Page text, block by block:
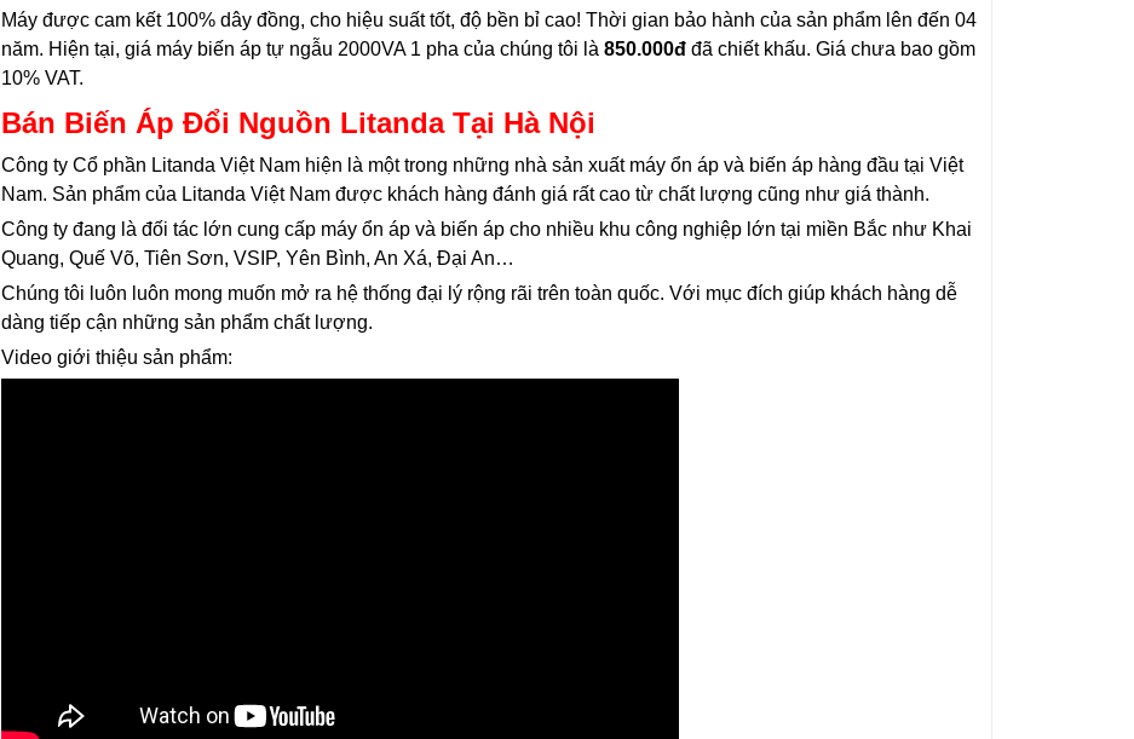
Máy được cam kết 100% dây đồng, cho hiệu suất tốt, độ bền bỉ cao! Thời gian bảo hành của sản phẩm lên đến 04
năm. Hiện tại, giá máy biến áp tự ngẫu 2000VA 1 pha của chúng tôi là 850.000đ đã chiết khấu. Giá chưa bao gồm
10% VAT.
Bán Biến Áp Đổi Nguồn Litanda Tại Hà Nội
Công ty Cổ phần Litanda Việt Nam hiện là một trong những nhà sản xuất máy ổn áp và biến áp hàng đầu tại Việt
Nam. Sản phẩm của Litanda Việt Nam được khách hàng đánh giá rất cao từ chất lượng cũng như giá thành.
Công ty đang là đối tác lớn cung cấp máy ổn áp và biến áp cho nhiều khu công nghiệp lớn tại miền Bắc như Khai
Quang, Quế Võ, Tiên Sơn, VSIP, Yên Bình, An Xá, Đại An…
Chúng tôi luôn luôn mong muốn mở ra hệ thống đại lý rộng rãi trên toàn quốc. Với mục đích giúp khách hàng dễ
dàng tiếp cận những sản phẩm chất lượng.
Video giới thiệu sản phẩm: